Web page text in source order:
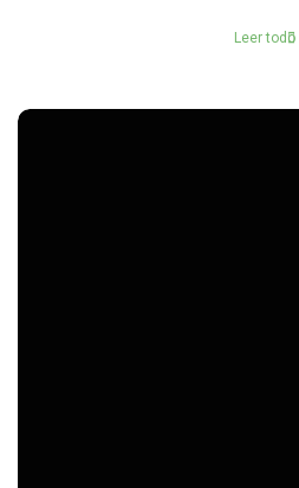
Leer todo